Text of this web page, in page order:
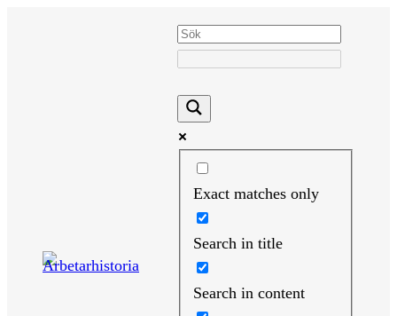
Exact matches only
Search in title
Search in content